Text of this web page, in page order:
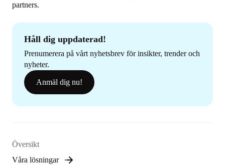
partners.
Håll dig uppdaterad!
Prenumerera på vårt nyhetsbrev för insikter, trender och
nyheter.
Anmäl dig nu!
Översikt
Våra lösningar